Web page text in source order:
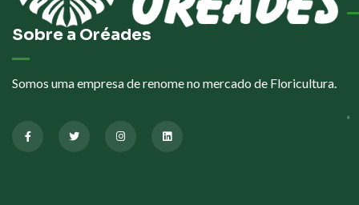
Sobre a Oréades
Somos uma empresa de renome no mercado de Floricultura.